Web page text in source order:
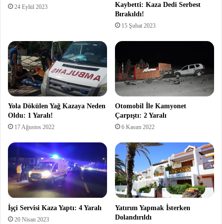
24 Eylül 2023
Kaybetti: Kaza Dedi Serbest
Bırakıldı!
15 Şubat 2023
Yola Dökülen Yağ Kazaya Neden
Oldu: 1 Yaralı!
17 Ağustos 2022
Otomobil İle Kamyonet
Çarpıştı: 2 Yaralı
6 Kasım 2022
İşçi Servisi Kaza Yaptı: 4 Yaralı
20 Nisan 2023
Yatırım Yapmak İsterken
Dolandırıldı